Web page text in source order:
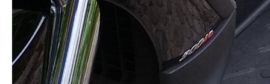
Louer un scooter entre
particuliers ou proposer un
scooter en location.
Poster une annonce